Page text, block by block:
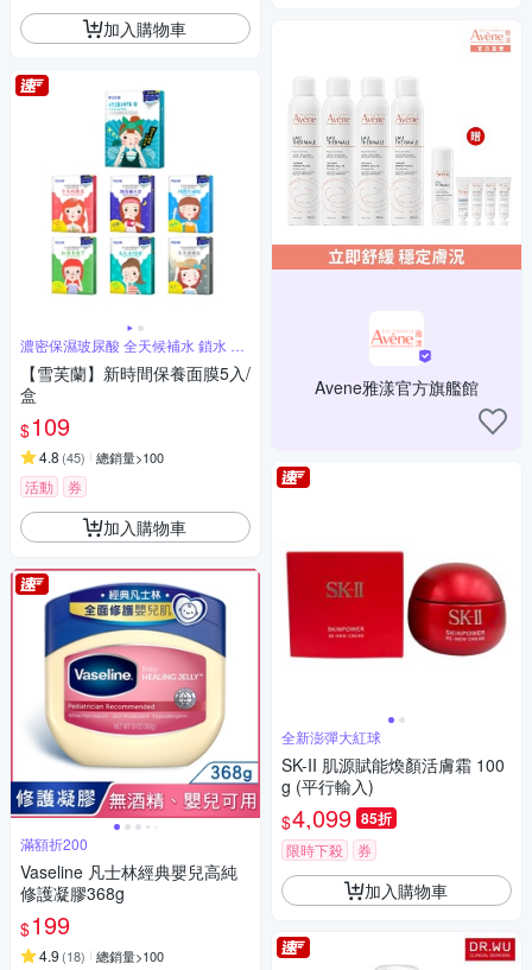
加入購物車
濃密保濕玻尿酸 全天候補水 鎖水 儲
水
【雪芙蘭】新時間保養面膜5入/
盒
$109
4.8 (45) 總銷量>100
活動 券
加入購物車
滿額折200
Vaseline 凡士林經典嬰兒高純
修護凝膠368g
$199
4.9 (18) 總銷量>100
Avene雅漾官方旗艦館
全新澎彈大紅球
SK-II 肌源賦能煥顏活膚霜 100
g (平行輸入)
$4,099 85折
限時下殺 券
加入購物車